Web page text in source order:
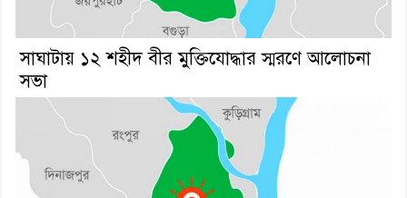
সাঘাটায় ১২ শহীদ বীর মুক্তিযোদ্ধার স্মরণে আলোচনা
সভা